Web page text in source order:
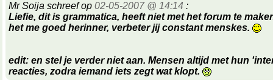
Mr Soija schreef op 02-05-2007 @ 14:14 :
Liefie, dit is grammatica, heeft niet met het forum te
het me goed herinner, verbeter jij constant menskes.
edit: en stel je verder niet aan. Mensen altijd met hun
reacties, zodra iemand iets zegt wat klopt.